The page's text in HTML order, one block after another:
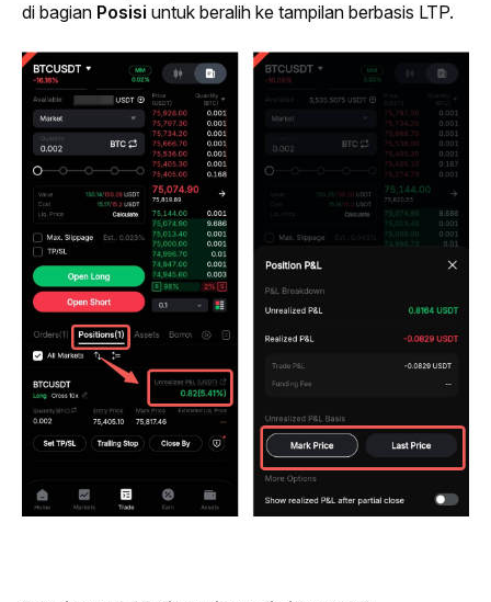
di bagian Posisi untuk beralih ke tampilan berbasis LTP.